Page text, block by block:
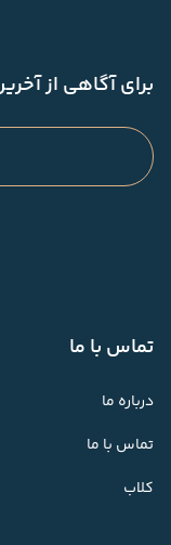
برای آگاهی از
تماس با ما
درباره ما
تماس با ما
کلاب